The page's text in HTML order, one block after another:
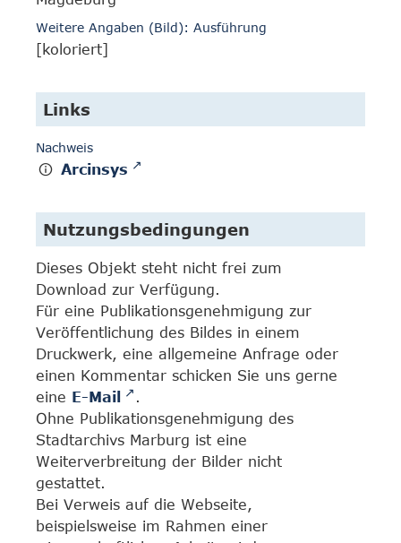
Weitere Angaben (Bild): Ausführung
[koloriert]
Links
Nachweis
Arcinsys
Nutzungsbedingungen
Dieses Objekt steht nicht frei zum
Download zur Verfügung.
Für eine Publikationsgenehmigung zur
Veröffentlichung des Bildes in einem
Druckwerk, eine allgemeine Anfrage oder
einen Kommentar schicken Sie uns gerne
eine E-Mail
.
Ohne Publikationsgenehmigung des
Stadtarchivs Marburg ist eine
Weiterverbreitung der Bilder nicht
gestattet.
Bei Verweis auf die Webseite,
beispielsweise im Rahmen einer